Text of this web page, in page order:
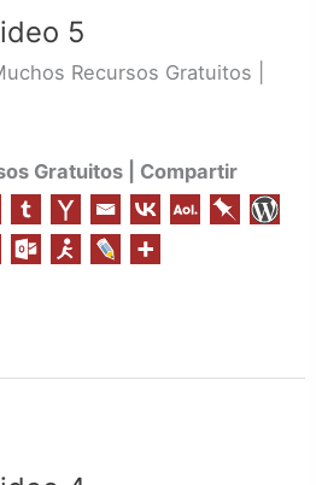
5
Recursos Gratuitos |
Gratuitos | Compartir